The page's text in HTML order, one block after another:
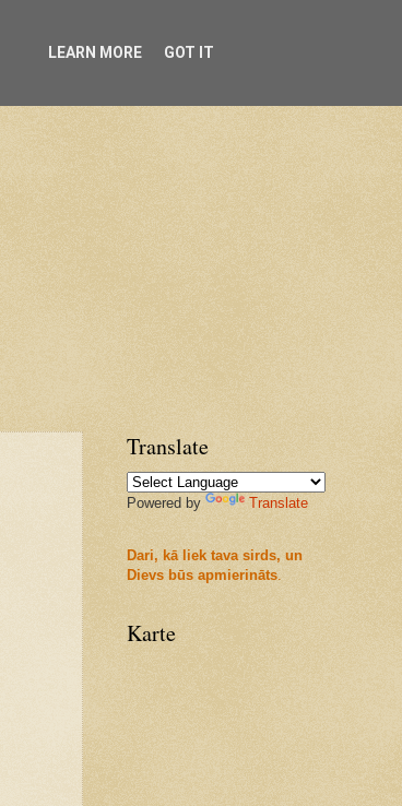
Translate
Powered by Translate
Dari, kā liek tava sirds, un
Dievs būs apmierināts.
Karte
LEARN MORE GOT IT